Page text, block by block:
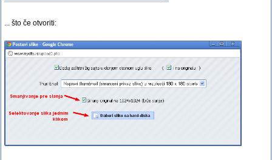
... što če otvoriti: